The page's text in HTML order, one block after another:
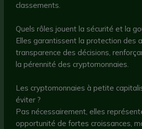
classements.
Quels rôles jouent la sécurité et la
Elles garantissent la protection des
transparence des décisions,
la pérennité des cryptomonnaies.
Les cryptomonnaies à petite
éviter ?
Pas nécessairement, elles
opportunité de fortes croissances,